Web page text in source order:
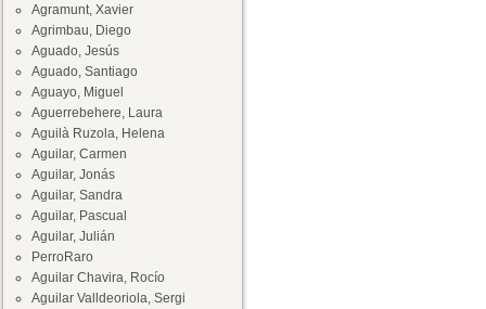
Agramunt, Xavier
Agrimbau, Diego
Aguado, Jesús
Aguado, Santiago
Aguayo, Miguel
Aguerrebehere, Laura
Aguilà Ruzola, Helena
Aguilar, Carmen
Aguilar, Jonás
Aguilar, Sandra
Aguilar, Pascual
Aguilar, Julián
PerroRaro
Aguilar Chavira, Rocío
Aguilar Valldeoriola, Sergi